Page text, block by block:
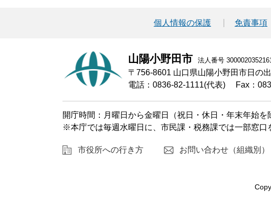
個人情報の保護 免責事項
山陽小野田市 法人番号
〒756-8601 山口県山陽小野田市日の
電話：0836-82-1111(代表)
Fax：
開庁時間：月曜日から金曜日（祝日・休日・年末年始
※本庁では毎週水曜日に、市民課・税務課では一部窓口
市役所への行き方 お問い合わせ（組織別）